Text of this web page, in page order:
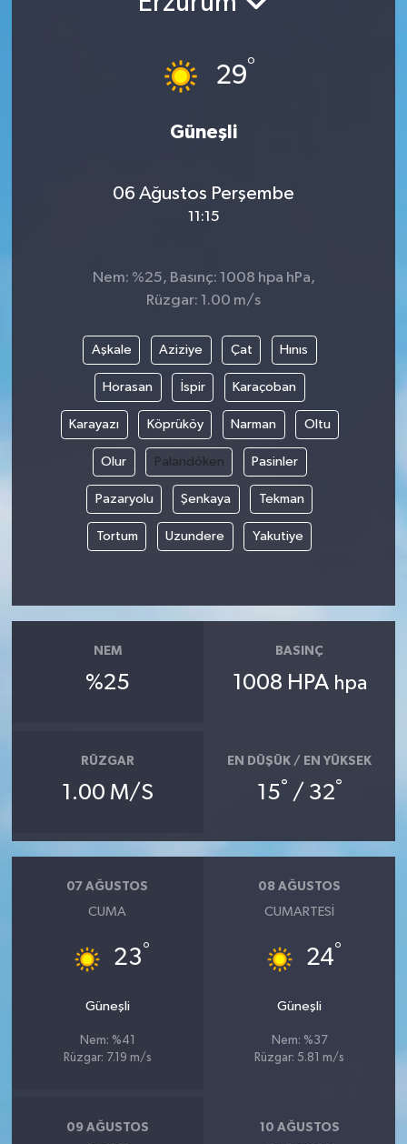
29°
Güneşli
06 Ağustos Perşembe
11:15
Nem: %25, Basınç: 1008 hpa hPa,
Rüzgar: 1.00 m/s
Aşkale Aziziye Çat Hınıs
Horasan İspir Karaçoban
Karayazı Köprüköy Narman Oltu
Olur Palandöken Pasinler
Pazaryolu Şenkaya Tekman
Tortum Uzundere Yakutiye
NEM
%25
BASINÇ
1008 HPA hpa
RÜZGAR
1.00 M/S
EN DÜŞÜK / EN YÜKSEK
15° / 32°
07 AĞUSTOS
CUMA
23°
Güneşli
Nem: %41
Rüzgar: 7.19 m/s
08 AĞUSTOS
CUMARTESI
24°
Güneşli
Nem: %37
Rüzgar: 5.81 m/s
09 AĞUSTOS 10 AĞUSTOS